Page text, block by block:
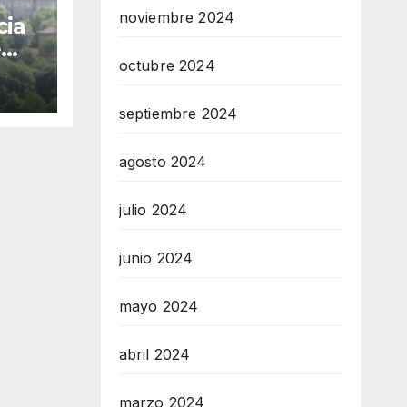
noviembre 2024
octubre 2024
septiembre 2024
agosto 2024
julio 2024
junio 2024
mayo 2024
abril 2024
marzo 2024